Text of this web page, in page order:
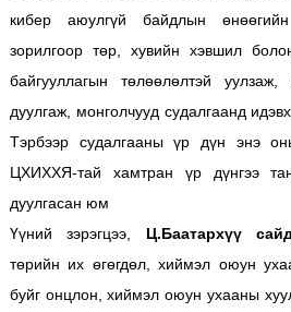
кибер аюулгүй байдлын
зорилгоор төр, хувийн хэвшил
байгууллагын төлөөлөлтэй уулзаж,
дуулгаж, монголчууд судалгаанд
Тэрбээр судалгааны үр дүн энэ
ЦХИХХЯ-тай хамтран үр дүнгээ
дуулгасан юм
Үүний зэрэгцээ,
Ц.Баатархүү
төрийн их өгөгдөл, хиймэл оюун
буйг онцлон, хиймэл оюун ухааны